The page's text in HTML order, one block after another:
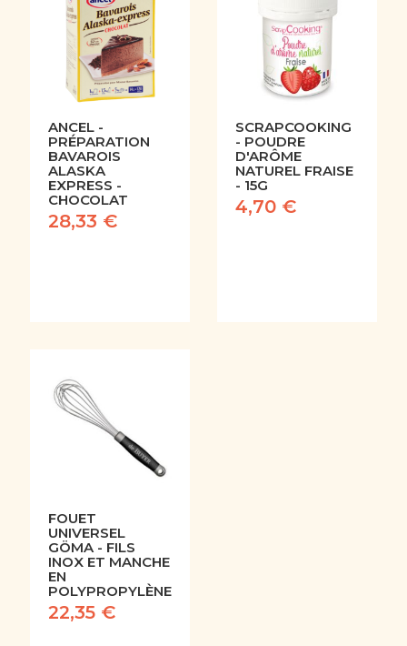
ANCEL -
PRÉPARATION
BAVAROIS
ALASKA
EXPRESS -
CHOCOLAT
28,33 €
SCRAPCOOKING
- POUDRE
D'ARÔME
NATUREL FRAISE
- 15G
4,70 €
FOUET
UNIVERSEL
GÖMA - FILS
INOX ET MANCHE
EN
POLYPROPYLÈNE
22,35 €